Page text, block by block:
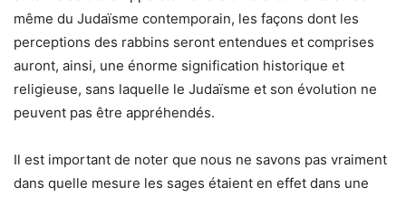
même du Judaïsme contemporain, les façons dont les
perceptions des rabbins seront entendues et comprises
auront, ainsi, une énorme signification historique et
religieuse, sans laquelle le Judaïsme et son évolution ne
peuvent pas être appréhendés.
Il est important de noter que nous ne savons pas vraiment
dans quelle mesure les sages étaient en effet dans une